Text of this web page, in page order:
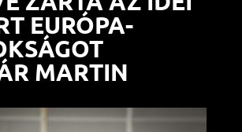
EURÓPA-
MARTIN